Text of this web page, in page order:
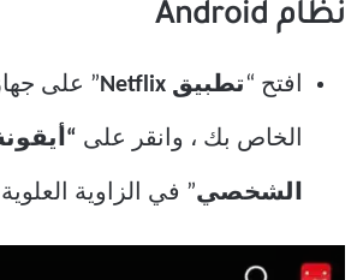
نظام Android
افتح “ تطبيق Netflix
الخاص بك ، وانقر على
الشخصي” في الزاوية